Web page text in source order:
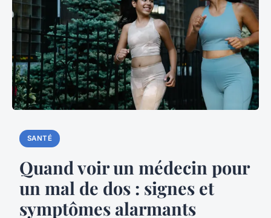
SANTÉ
Quand voir un médecin pour
un mal de dos : signes et
symptômes alarmants